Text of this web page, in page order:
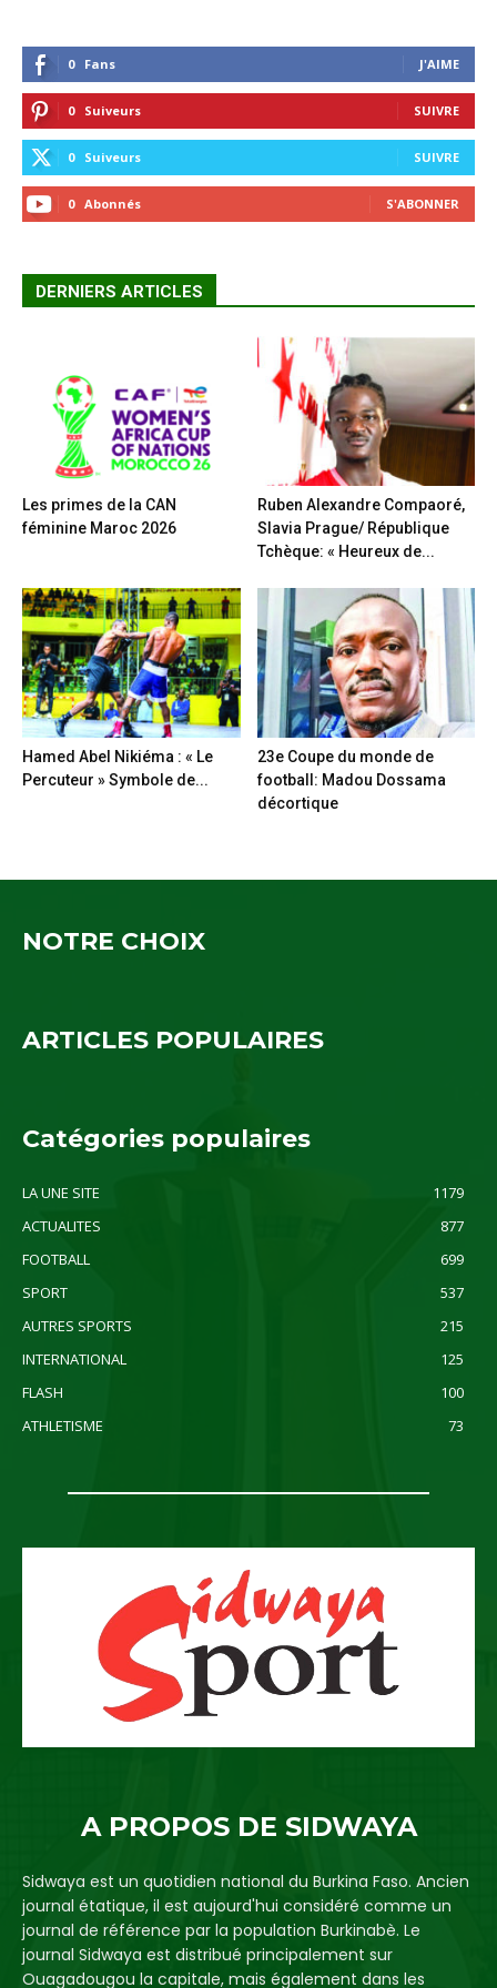
0 Fans J'AIME
0 Suiveurs SUIVRE
0 Suiveurs SUIVRE
0 Abonnés S'ABONNER
DERNIERS ARTICLES
Les primes de la CAN
féminine Maroc 2026
Ruben Alexandre Compaoré,
Slavia Prague/ République
Tchèque: « Heureux de...
Hamed Abel Nikiéma : « Le
Percuteur » Symbole de...
23e Coupe du monde de
football: Madou Dossama
décortique
NOTRE CHOIX
ARTICLES POPULAIRES
Catégories populaires
LA UNE SITE
1179
ACTUALITES
877
FOOTBALL
699
SPORT
537
AUTRES SPORTS
215
INTERNATIONAL
125
FLASH
100
ATHLETISME
73
A PROPOS DE SIDWAYA
Sidwaya est un quotidien national du Burkina Faso. Ancien
journal étatique, il est aujourd'hui considéré comme un
journal de référence par la population Burkinabè. Le
journal Sidwaya est distribué principalement sur
Ouagadougou la capitale, mais également dans les